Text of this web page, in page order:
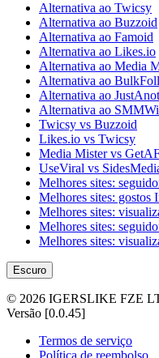
Alternativa ao Twicsy
Alternativa ao Buzzoid
Alternativa ao Famoid
Alternativa ao Likes.io
Alternativa ao Media
Alternativa ao
Alternativa ao
Alternativa ao
Twicsy vs Buzzoid
Likes.io vs Twicsy
Media Mister vs
UseViral vs
Melhores sites:
Melhores sites: gostos
Melhores sites:
Melhores sites:
Melhores sites:
Escuro
© 2026 IGERSLIKE FZE
Versão [0.0.45]
Termos de serviço